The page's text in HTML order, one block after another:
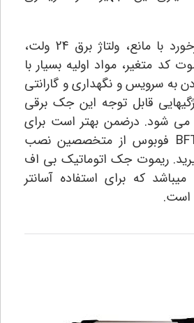
سیستم هوشمند برخورد با مانع، ولتاژ برق 24 ولت،
کد متغیر، مواد اولیه بسیار با
به سرویس و نگهداری و گارانتی
قابل توجه این جک برقی
شود. درضمن بهتر است برای
نصب درب برقی BFT فوبوس از متخصصین نصب
ریموت جک اتوماتیک بی اف
که برای استفاده آسانتر
است.